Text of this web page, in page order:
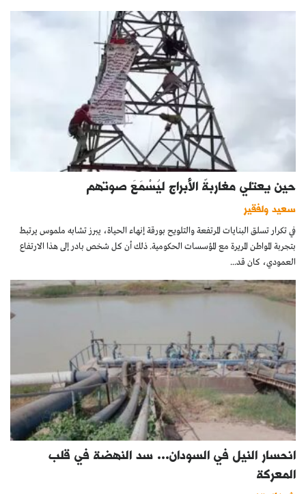
حين يعتلي مغاربةٌ الأبراج ليُسْمَعَ صوتهم
سعيد ولفقير
في تكرار تسلق البنايات المرتفعة والتلويح بورقة إنهاء الحياة، يبرز تشابه ملموس يرتبط
بتجربة المواطن المريرة مع المؤسسات الحكومية. ذلك أن كل شخص بادر إلى هذا الارتفاع
العمودي، كان قد...
انحسار النيل في السودان… سد النهضة في قلب
المعركة